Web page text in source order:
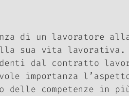
di un lavoratore
sua vita
dal contratto
l’aspetto
competenze in